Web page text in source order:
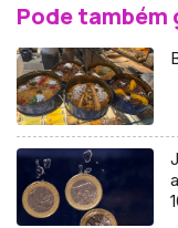
Pode também